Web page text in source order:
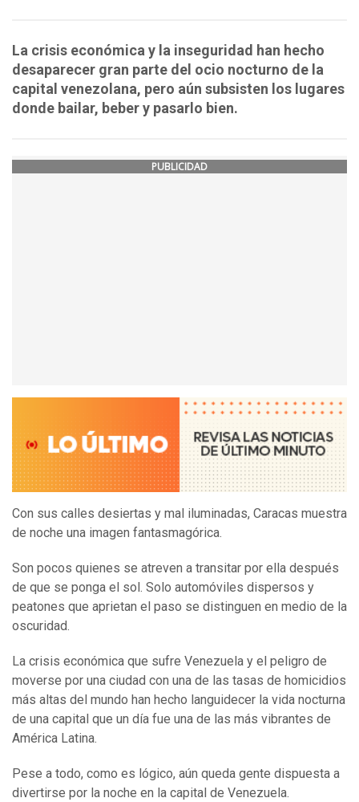
La crisis económica y la inseguridad han hecho
desaparecer gran parte del ocio nocturno de la
capital venezolana, pero aún subsisten los lugares
donde bailar, beber y pasarlo bien.
PUBLICIDAD
Con sus calles desiertas y mal iluminadas, Caracas muestra
de noche una imagen fantasmagórica.
Son pocos quienes se atreven a transitar por ella después
de que se ponga el sol. Solo automóviles dispersos y
peatones que aprietan el paso se distinguen en medio de la
oscuridad.
La crisis económica que sufre Venezuela y el peligro de
moverse por una ciudad con una de las tasas de homicidios
más altas del mundo han hecho languidecer la vida nocturna
de una capital que un día fue una de las más vibrantes de
América Latina.
Pese a todo, como es lógico, aún queda gente dispuesta a
divertirse por la noche en la capital de Venezuela.